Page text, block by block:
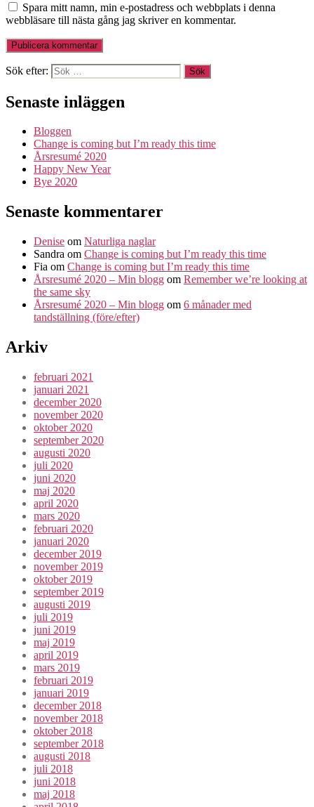
Spara mitt namn, min e-postadress och webbplats i denna
webbläsare till nästa gång jag skriver en kommentar.
Sök efter:
Senaste inläggen
Bloggen
Change is coming but I’m ready this time
Årsresumé 2020
Happy New Year
Bye 2020
Senaste kommentarer
Denise om Naturliga naglar
Sandra om Change is coming but I’m ready this time
Fia om Change is coming but I’m ready this time
Årsresumé 2020 – Min blogg om Remember we’re looking at
the same sky
Årsresumé 2020 – Min blogg om 6 månader med
tandställning (före/efter)
Arkiv
februari 2021
januari 2021
december 2020
november 2020
oktober 2020
september 2020
augusti 2020
juli 2020
juni 2020
maj 2020
april 2020
mars 2020
februari 2020
januari 2020
december 2019
november 2019
oktober 2019
september 2019
augusti 2019
juli 2019
juni 2019
maj 2019
april 2019
mars 2019
februari 2019
januari 2019
december 2018
november 2018
oktober 2018
september 2018
augusti 2018
juli 2018
juni 2018
maj 2018